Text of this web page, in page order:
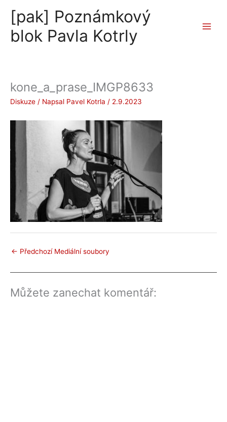
obsah
[pak] Poznámkový
blok Pavla Kotrly
kone_a_prase_IMGP8633
Diskuze / Napsal Pavel Kotrla / 2.9.2023
← Předchozí Mediální soubory
Můžete zanechat komentář: